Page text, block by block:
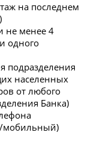
на последнем
не менее 4
одного
подразделения
населенных
от любого
Банка)
мобильный)